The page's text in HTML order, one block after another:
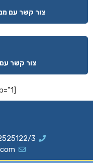
צור קשר עם
צור קשר
[adrotate group="1"]
3